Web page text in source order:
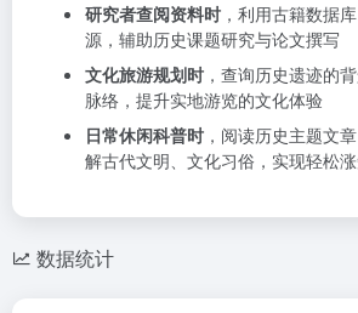
研究者查阅资料时 ，利用古籍数据
源，辅助历史课题研究与论文撰写
文化旅游规划时 ，查询历史遗迹的
脉络，提升实地游览的文化体验
日常休闲科普时 ，阅读历史主题文
解古代文明、文化习俗，实现轻松
数据统计